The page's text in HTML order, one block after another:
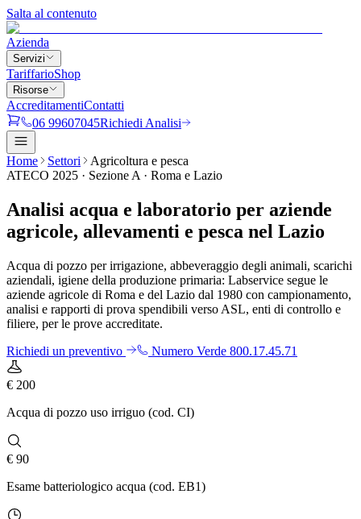
Salta al contenuto
Azienda
Servizi
TariffarioShop
Risorse
AccreditamentiContatti
06 99607045Richiedi Analisi
Home Settori
Agricoltura e pesca
ATECO 2025 · Sezione A · Roma e Lazio
Analisi acqua e laboratorio per aziende
agricole, allevamenti e pesca nel Lazio
Acqua di pozzo per irrigazione, abbeveraggio degli animali, scarichi
aziendali, igiene della produzione primaria: Labservice segue le
aziende agricole di Roma e del Lazio dal 1980 con campionamento,
analisi e rapporti di prova spendibili verso ASL, enti di controllo e
filiere, per le prove accreditate.
Richiedi un preventivo
Numero Verde 800.17.45.71
€ 200
Acqua di pozzo uso irriguo (cod. CI)
€ 90
Esame batteriologico acqua (cod. EB1)